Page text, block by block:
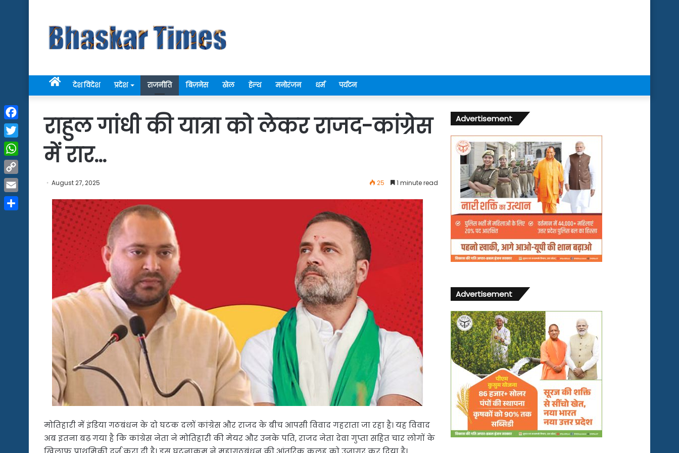
Homeदेश विदेश प्रदेश राजनीति बिज़नेस खेल हेल्थ मनोरंजन धर्म पर्यटन
राहुल गांधी की यात्रा को लेकर राजद-कांग्रेस
में रार…
August 27, 2025 25 1 minute read
मोतिहारी में इंडिया गठबंधन के दो घटक दलों कांग्रेस और राजद के बीच आपसी विवाद गहराता जा रहा है। यह विवाद
अब इतना बढ़ गया है कि कांग्रेस नेता ने मोतिहारी की मेयर और उनके पति, राजद नेता देवा गुप्ता सहित चार लोगों के
Advertisement
Advertisement
Facebook
Twitter
WhatsApp
Copy
Link
Email